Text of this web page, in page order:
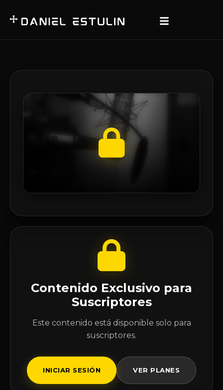
Contenido Exclusivo para
Suscriptores
Este contenido está disponible solo para
suscriptores.
INICIAR SESIÓN VER PLANES